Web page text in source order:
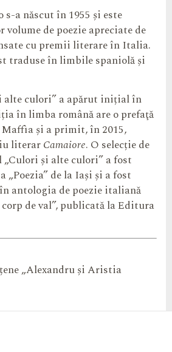
a născut în 1955 și este
de poezie apreciate de
cu premii literare în Italia.
traduse în limbile spaniolă şi
alte culori” a apărut inițial în
în limba română are o prefaţă
Maffìa şi a primit, în 2015,
literarCamaiore. O selecție de
şi alte culori” a fost
de la Iaşi şi a fost
antologia de poezie italiană
de val”, publicată la Editura
„Alexandru și Aristia